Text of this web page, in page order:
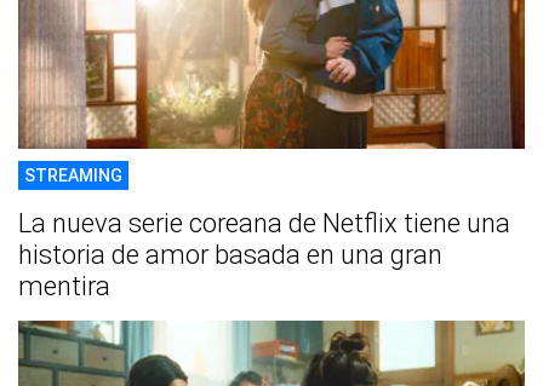
STREAMING
La nueva serie coreana de Netflix tiene una
historia de amor basada en una gran
mentira